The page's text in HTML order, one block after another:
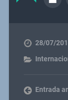
28/07/
Entrada